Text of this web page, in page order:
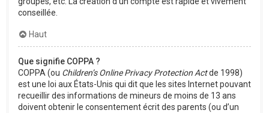
conseillée.
Haut
Que signifie COPPA ?
COPPA (ou Children’s Online Privacy Protection Actde 1998)
est une loi aux États-Unis qui dit que les sites Internet pouvant
recueillir des informations de mineurs de moins de 13 ans
doivent obtenir le consentement écrit des parents (ou d’un